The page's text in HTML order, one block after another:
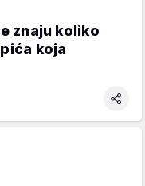
znaju koliko
koja